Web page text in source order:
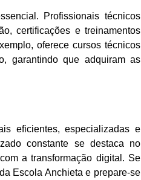
Profissionais técnicos
certificações e treinamentos
oferece cursos técnicos
garantindo que adquiram as
eficientes, especializadas e
constante se destaca no
a transformação digital. Se
Escola Anchieta e prepare-se